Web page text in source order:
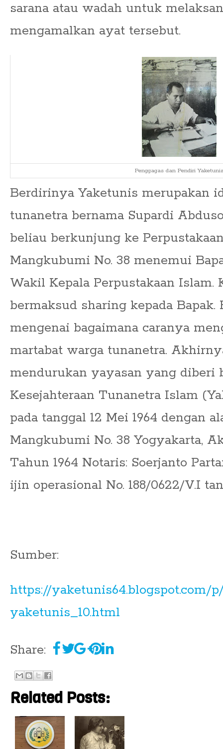
sarana atau wadah untuk
mengamalkan ayat tersebut.
Penggagas dan Pendiri Yaketunis
Berdirinya Yaketunis merupakan
tunanetra bernama Supardi
beliau berkunjung ke
Mangkubumi No. 38 menemui
Wakil Kepala Perpustakaan Islam.
bermaksud sharing kepada Bapak.
mengenai bagaimana caranya
martabat warga tunanetra.
mendurukan yayasan yang diberi
Kesejahteraan Tunanetra Islam
pada tanggal 12 Mei 1964 dengan
Mangkubumi No. 38 Yogyakarta,
Tahun 1964 Notaris: Soerjanto
ijin operasional No. 188/0622/V.I
Sumber:
https://yaketunis64.blogspot.com/
yaketunis_10.html
Share:
Related Posts: